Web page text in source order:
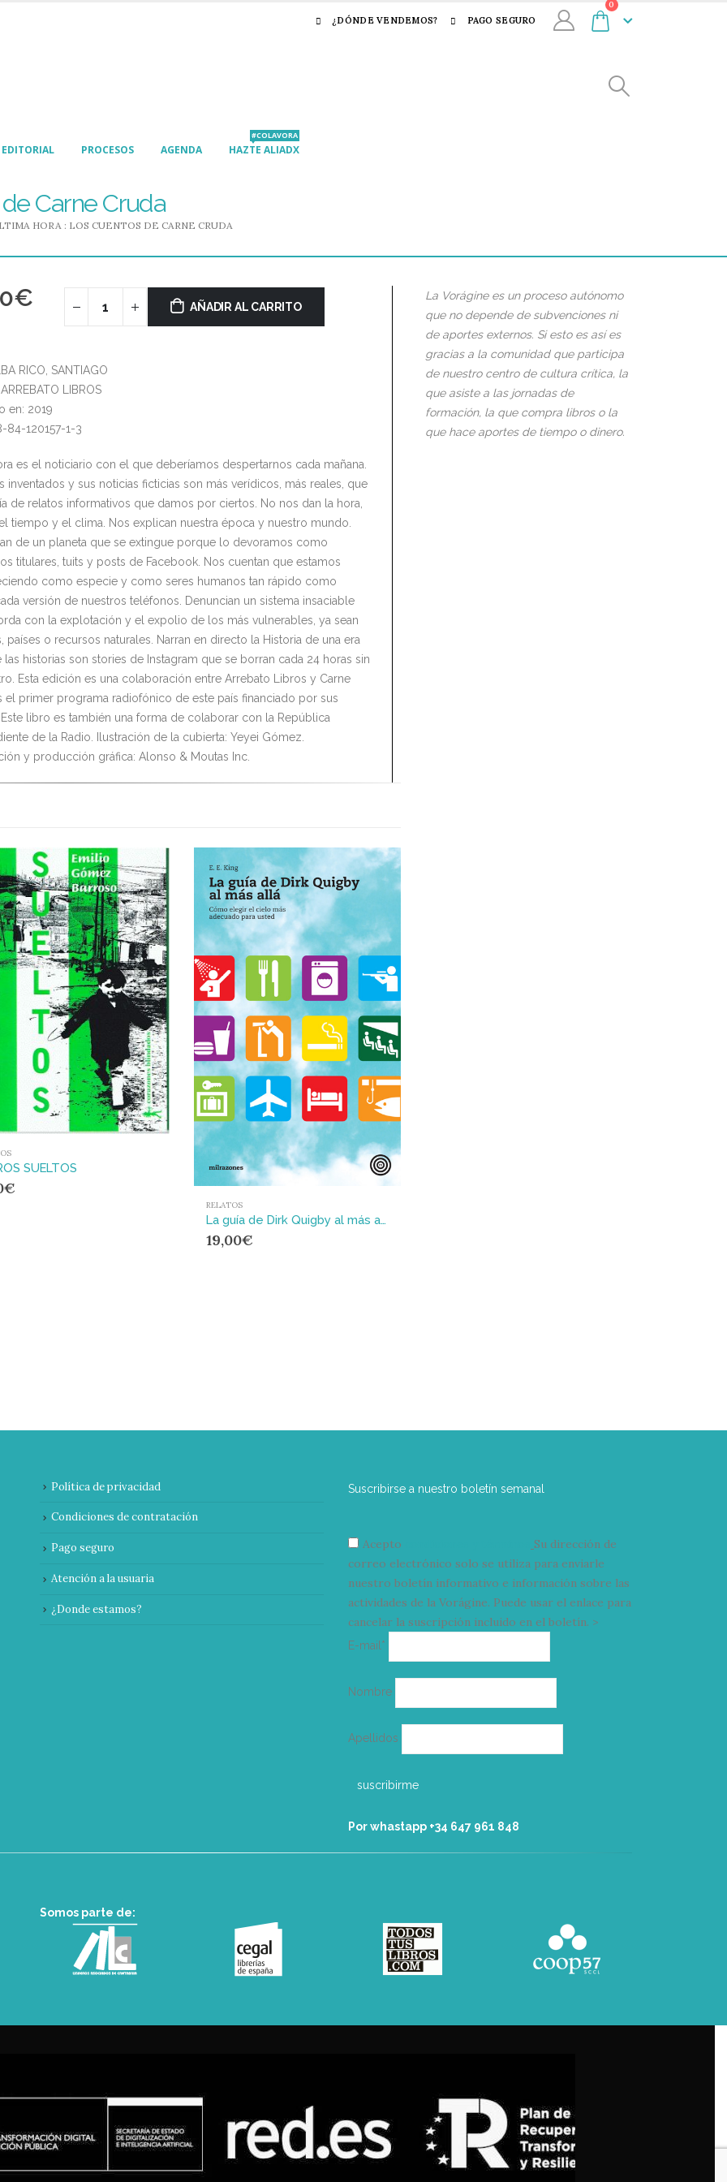
¿DÓNDE VENDEMOS? PAGO SEGURO
0
EDITORIAL PROCESOS AGENDA HAZTE ALIADX
#COLAVORA
Carne Cruda
HORA : LOS CUENTOS DE CARNE CRUDA
€ AÑADIR AL CARRITO
RICO, SANTIAGO
LIBROS
en: 2019
84-120157-1-3
es el noticiario con el que deberíamos despertarnos cada mañana.
inventados y sus noticias ficticias son más verídicos, más reales, que
de relatos informativos que damos por ciertos. No nos dan la hora,
tiempo y el clima. Nos explican nuestra época y nuestro mundo.
de un planeta que se extingue porque lo devoramos como
titulares, tuits y posts de Facebook. Nos cuentan que estamos
como especie y como seres humanos tan rápido como
versión de nuestros teléfonos. Denuncian un sistema insaciable
con la explotación y el expolio de los más vulnerables, ya sean
países o recursos naturales. Narran en directo la Historia de una era
las historias son stories de Instagram que se borran cada 24 horas sin
Esta edición es una colaboración entre Arrebato Libros y Carne
el primer programa radiofónico de este país financiado por sus
libro es también una forma de colaborar con la República
de la Radio. Ilustración de la cubierta: Yeyei Gómez.
y producción gráfica: Alonso & Moutas Inc.
SUELTOS
€
RELATOS
La guía de Dirk Quigby al más allá : cómo elegir el cielo más adecuado para usted
19,00€
La Vorágine es un proceso autónomo
que no depende de subvenciones ni
de aportes externos. Si esto es así es
gracias a la comunidad que participa
de nuestro centro de cultura crítica, la
que asiste a las jornadas de
formación, la que compra libros o la
que hace aportes de tiempo o dinero.
Política de privacidad
Condiciones de contratación
Pago seguro
Atención a la usuaria
¿Donde estamos?
Suscribirse a nuestro boletín semanal
Acepto
Su dirección de
correo electrónico solo se utiliza para enviarle
nuestro boletín informativo e información sobre las
actividades de la Vorágine. Puede usar el enlace para
cancelar la suscripción incluido en el boletín. >
E-mail*
electrónico
Nombre
Apellidos
Por whastapp +34 ‭647 961 848‬
Somos parte de: